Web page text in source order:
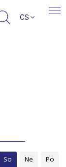
CS
So
Ne
Po